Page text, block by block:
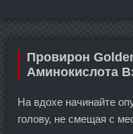
Провирон
Аминокислота
На вдохе начинайте
голову, не смещая с